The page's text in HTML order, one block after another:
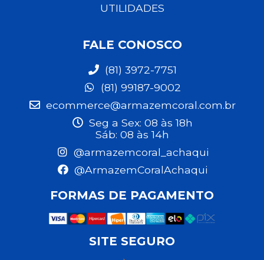
UTILIDADES
FALE CONOSCO
(81) 3972-7751
(81) 99187-9002
ecommerce@armazemcoral.com.br
Seg a Sex: 08 às 18h
Sáb: 08 às 14h
@armazemcoral_achaqui
@ArmazemCoralAchaqui
FORMAS DE PAGAMENTO
SITE SEGURO